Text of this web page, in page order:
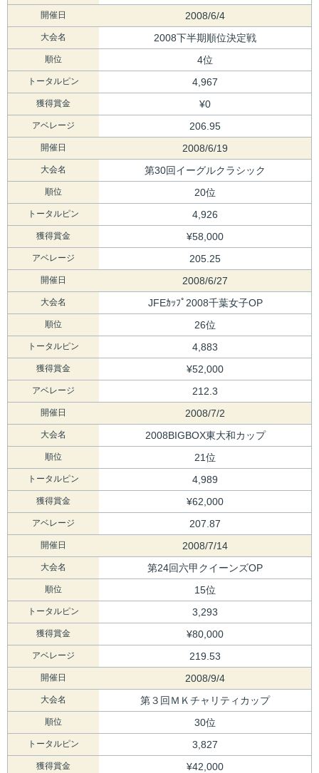
開催日 2008/6/4
大会名 2008下半期順位決定戦
順位 4位
トータルピン 4,967
獲得賞金 ¥0
アベレージ 206.95
開催日 2008/6/19
大会名 第30回イーグルクラシック
順位 20位
トータルピン 4,926
獲得賞金 ¥58,000
アベレージ 205.25
開催日 2008/6/27
大会名 JFEｶｯﾌﾟ2008千葉女子OP
順位 26位
トータルピン 4,883
獲得賞金 ¥52,000
アベレージ 212.3
開催日 2008/7/2
大会名 2008BIGBOX東大和カップ
順位 21位
トータルピン 4,989
獲得賞金 ¥62,000
アベレージ 207.87
開催日 2008/7/14
大会名 第24回六甲クイーンズOP
順位 15位
トータルピン 3,293
獲得賞金 ¥80,000
アベレージ 219.53
開催日 2008/9/4
大会名 第３回ＭＫチャリティカップ
順位 30位
トータルピン 3,827
獲得賞金 ¥42,000